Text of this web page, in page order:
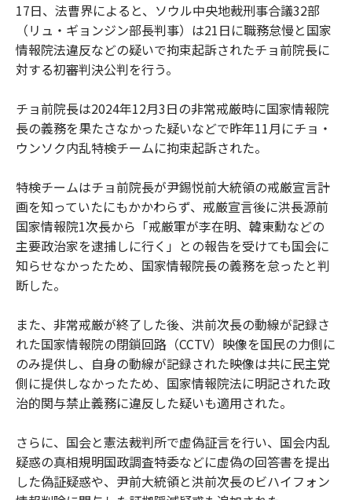
17日、法曹界によると、ソウル中央地裁刑事合議32部
（リュ・ギョンジン部長判事）は21日に職務怠慢と国家
情報院法違反などの疑いで拘束起訴されたチョ前院長に
対する初審判決公判を行う。
チョ前院長は2024年12月3日の非常戒厳時に国家情報院
長の義務を果たさなかった疑いなどで昨年11月にチョ・
ウンソク内乱特検チームに拘束起訴された。
特検チームはチョ前院長が尹錫悦前大統領の戒厳宣言計
画を知っていたにもかかわらず、戒厳宣言後に洪長源前
国家情報院1次長から「戒厳軍が李在明、韓東勳などの
主要政治家を逮捕しに行く」との報告を受けても国会に
知らせなかったため、国家情報院長の義務を怠ったと判
断した。
また、非常戒厳が終了した後、洪前次長の動線が記録さ
れた国家情報院の閉鎖回路（CCTV）映像を国民の力側に
のみ提供し、自身の動線が記録された映像は共に民主党
側に提供しなかったため、国家情報院法に明記された政
治的関与禁止義務に違反した疑いも適用された。
さらに、国会と憲法裁判所で虚偽証言を行い、国会内乱
疑惑の真相規明国政調査特委などに虚偽の回答書を提出
した偽証疑惑や、尹前大統領と洪前次長のビハイフォン